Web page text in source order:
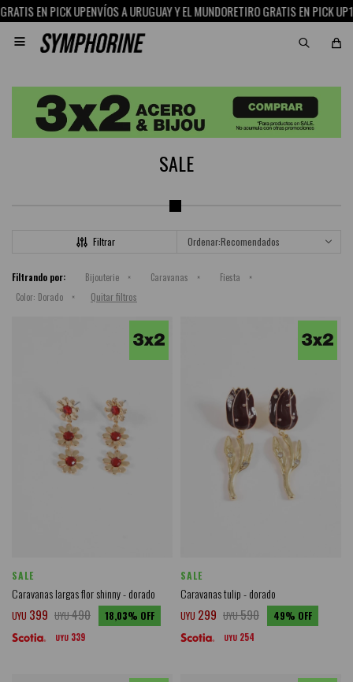
EN PICK UPENVÍOS A URUGUAY Y EL MUNDORETIRO GRATIS EN PICK UP

SALE
Recomendados
Filtrando por: Bijouterie Caravanas
Fiesta
Color: Dorado Quitar filtros
SALE
Caravanas largas flor shinny - dorado
UYU 399 UYU490 18,03
UYU 339
SALE
Caravanas tulip - dorado
UYU 299 UYU590 49
UYU 254